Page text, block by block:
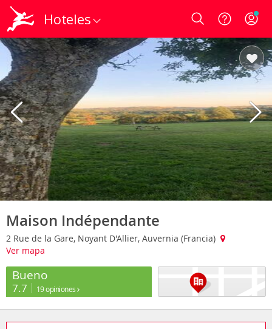
Hoteles Login
Maison Indépendante
2 Rue de la Gare, Noyant D'Allier, Auvernia (Francia)
Ver mapa
Bueno
7.7 19 opiniones